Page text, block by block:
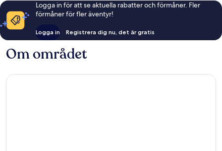
Logga in för att se aktuella rabatter och förmåner. Fler
förmåner för fler äventyr!
Logga in Registrera dig nu, det är gratis
Om området